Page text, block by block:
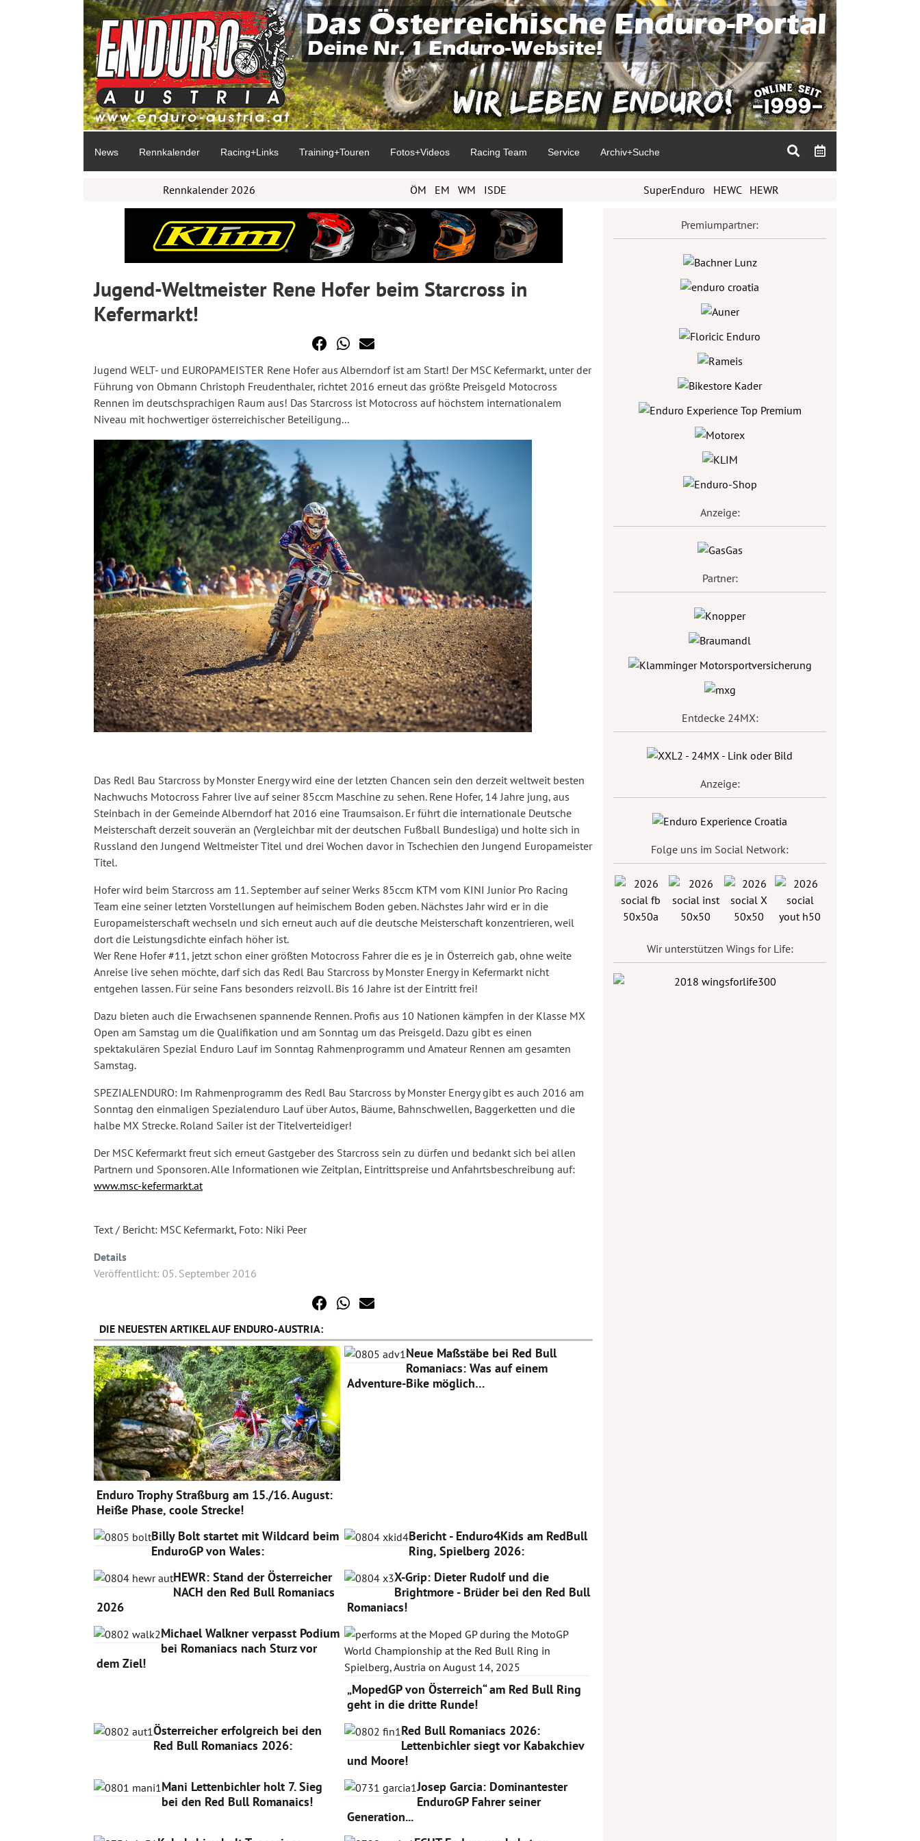
News Rennkalender Racing+Links Training+Touren Fotos+Videos Racing Team Service Archiv+Suche
Rennkalender 2026 ÖM EM WM ISDE SuperEnduro HEWC HEWR
Jugend-Weltmeister Rene Hofer beim Starcross in
Kefermarkt!
Jugend WELT- und EUROPAMEISTER Rene Hofer aus Alberndorf ist am Start! Der MSC Kefermarkt, unter der
Führung von Obmann Christoph Freudenthaler, richtet 2016 erneut das größte Preisgeld Motocross
Rennen im deutschsprachigen Raum aus! Das Starcross ist Motocross auf höchstem internationalem
Niveau mit hochwertiger österreichischer Beteiligung...
Das Redl Bau Starcross by Monster Energy wird eine der letzten Chancen sein den derzeit weltweit besten
Nachwuchs Motocross Fahrer live auf seiner 85ccm Maschine zu sehen. Rene Hofer, 14 Jahre jung, aus
Steinbach in der Gemeinde Alberndorf hat 2016 eine Traumsaison. Er führt die internationale Deutsche
Meisterschaft derzeit souverän an (Vergleichbar mit der deutschen Fußball Bundesliga) und holte sich in
Russland den Jungend Weltmeister Titel und drei Wochen davor in Tschechien den Jungend Europameister
Titel.
Hofer wird beim Starcross am 11. September auf seiner Werks 85ccm KTM vom KINI Junior Pro Racing
Team eine seiner letzten Vorstellungen auf heimischem Boden geben. Nächstes Jahr wird er in die
Europameisterschaft wechseln und sich erneut auch auf die deutsche Meisterschaft konzentrieren, weil
dort die Leistungsdichte einfach höher ist.
Wer Rene Hofer #11, jetzt schon einer größten Motocross Fahrer die es je in Österreich gab, ohne weite
Anreise live sehen möchte, darf sich das Redl Bau Starcross by Monster Energy in Kefermarkt nicht
entgehen lassen. Für seine Fans besonders reizvoll. Bis 16 Jahre ist der Eintritt frei!
Dazu bieten auch die Erwachsenen spannende Rennen. Profis aus 10 Nationen kämpfen in der Klasse MX
Open am Samstag um die Qualifikation und am Sonntag um das Preisgeld. Dazu gibt es einen
spektakulären Spezial Enduro Lauf im Sonntag Rahmenprogramm und Amateur Rennen am gesamten
Samstag.
SPEZIALENDURO: Im Rahmenprogramm des Redl Bau Starcross by Monster Energy gibt es auch 2016 am
Sonntag den einmaligen Spezialenduro Lauf über Autos, Bäume, Bahnschwellen, Baggerketten und die
halbe MX Strecke. Roland Sailer ist der Titelverteidiger!
Der MSC Kefermarkt freut sich erneut Gastgeber des Starcross sein zu dürfen und bedankt sich bei allen
Partnern und Sponsoren. Alle Informationen wie Zeitplan, Eintrittspreise und Anfahrtsbeschreibung auf:
www.msc-kefermarkt.at
Text / Bericht: MSC Kefermarkt, Foto: Niki Peer
Details
Veröffentlicht: 05. September 2016
DIE NEUESTEN ARTIKEL AUF ENDURO-AUSTRIA:
Enduro Trophy Straßburg am 15./16. August:
Heiße Phase, coole Strecke!
Neue Maßstäbe bei Red Bull
Romaniacs: Was auf einem
Adventure-Bike möglich…
Billy Bolt startet mit Wildcard beim
EnduroGP von Wales:
Bericht - Enduro4Kids am RedBull
Ring, Spielberg 2026:
HEWR: Stand der Österreicher
NACH den Red Bull Romaniacs
2026
X-Grip: Dieter Rudolf und die
Brightmore - Brüder bei den Red Bull
Romaniacs!
Michael Walkner verpasst Podium
bei Romaniacs nach Sturz vor
dem Ziel!
„MopedGP von Österreich“ am Red Bull Ring
geht in die dritte Runde!
Österreicher erfolgreich bei den
Red Bull Romaniacs 2026:
Red Bull Romaniacs 2026:
Lettenbichler siegt vor Kabakchiev
und Moore!
Mani Lettenbichler holt 7. Sieg
bei den Red Bull Romanaics!
Josep Garcia: Dominantester
EnduroGP Fahrer seiner
Generation...
Premiumpartner:
Anzeige:
Partner:
Entdecke 24MX:
Anzeige:
Folge uns im Social Network:
Wir unterstützen Wings for Life: